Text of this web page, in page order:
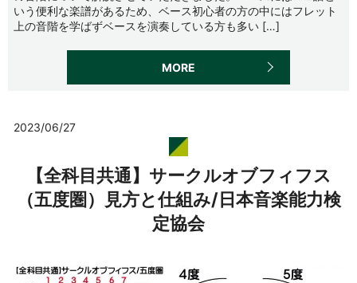
いう便利な楽譜があるため、ベース初心者の方の中にはフレット
上の音階を学ばずベースを演奏している方も多い […]
MORE
2023/06/27
【全科目共通】サークルオブフィフス
（五度圏）見方と仕組み/日本音楽能力検
定協会